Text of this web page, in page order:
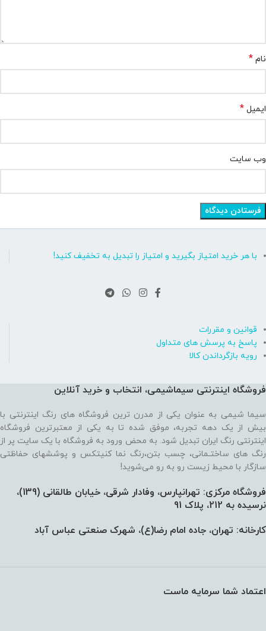
نام *
ایمیل *
وب‌ سایت
با هر خرید امتیاز بگیرید و امتیاز را تبدیل به تخفیف کنید!
قوانین و مقررات
پاسخ به پرسش های متداول
رویه بازگرداندن کالا
فروشگاه اینترنتی سیماشیمی، انتخاب و خرید آنلاین
سیما شیمی به عنوان یکی از مدرن ترین فروشگاه های رنگ اینترنتی با
بیش از یک دهه تجربه، موفق شده تا به یکی از معتبرترین فروشگاه
اینترنتی رنگ ایران تبدیل شود. به محض ورود به فروشگاه با یک سایت پر از
رنگ های ساختـمانی، چسب بتن،‌رنگ نما کنیتکس و پوششهای حفاظتی
سازگار با محیط زیست رو به رو می‌شوید!
فروشگاه مرکزی: تهرانپارس، وفادار شرقی، خیابان طالقانی (139)،‌
نرسیده به 212، پلاک 91
کارخانه: تهران، جاده امام رضا(ع)، شهرک صنعتی عباس آباد
اعتماد شما سرمایه ماست